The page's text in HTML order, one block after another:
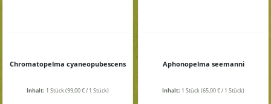
Chromatopelma cyaneopubescens
Inhalt: 1 Stück(99,00 € / 1 Stück)
Aphonopelma seemanni
Inhalt: 1 Stück(65,00 € / 1 Stück)